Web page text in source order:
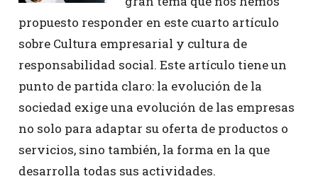
propuesto responder en este cuarto artículo
sobre Cultura empresarial y cultura de
responsabilidad social. Este artículo tiene un
punto de partida claro: la evolución de la
sociedad exige una evolución de las empresas
no solo para adaptar su oferta de productos o
servicios, sino también, la forma en la que
desarrolla todas sus actividades.